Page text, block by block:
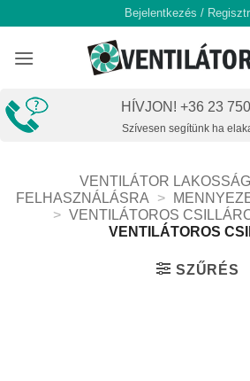
content
Bejelentkezés /
HÍVJON! +36 23
Szívesen segítünk ha
VENTILÁTOR
FELHASZNÁLÁSRA
>
> VENTILÁTOROS
VENTILÁTOROS
SZŰRÉS